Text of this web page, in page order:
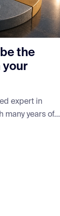
the
your
expert in
many years of...